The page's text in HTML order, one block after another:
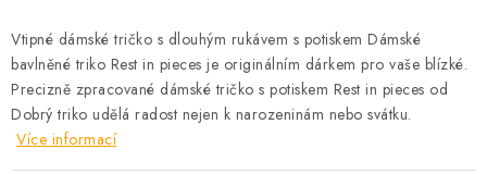
Vtipné dámské tričko s dlouhým rukávem s potiskem Dámské
bavlněné triko Rest in pieces je originálním dárkem pro vaše blízké.
Precizně zpracované dámské tričko s potiskem Rest in pieces od
Dobrý triko udělá radost nejen k narozeninám nebo svátku.
Více informací